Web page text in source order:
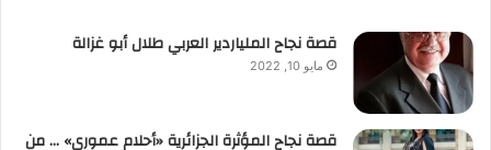
قصة نجاح الملياردير العربي طلال أبو غزالة
مايو 10, 2022
قصة نجاح المؤثرة الجزائرية «أحلام عموري» … من